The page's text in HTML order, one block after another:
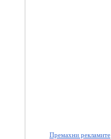
Премахни рекламите